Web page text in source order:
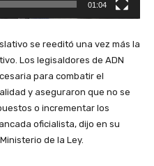
01:04
se reeditó una vez más la
Los legisaldores de ADN
para combatir el
y aseguraron que no se
o incrementar los
oficialista, dijo en su
de la Ley.